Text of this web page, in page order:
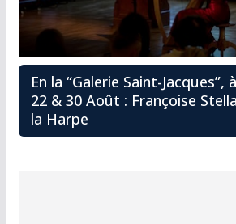
En la “Galerie Saint-Jacques”,
22 & 30 Août : Françoise
la Harpe